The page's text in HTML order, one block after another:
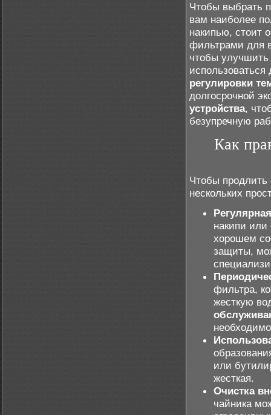
Чтобы выбрать
вам наиболее
накипью, стоит
фильтрами для
чтобы улучшить
использоваться
регулировки
долгосрочной
устройства,
безупречную
Как
Чтобы продлить
нескольких
накипи или
хорошем
защиты,
фильтра,
жесткую
или
жесткая.
Очистка
чайника